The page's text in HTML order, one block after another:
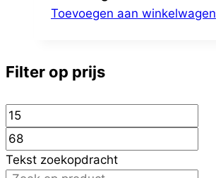
Toevoegen aan winkelwagen
Filter op prijs
Tekst zoekopdracht